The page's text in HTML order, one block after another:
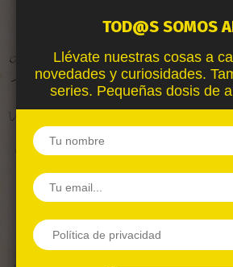
TOD@S SOMOS
Llévate nuestras cosas a
novedades y curiosidades.
series. Pequeñas dosis de